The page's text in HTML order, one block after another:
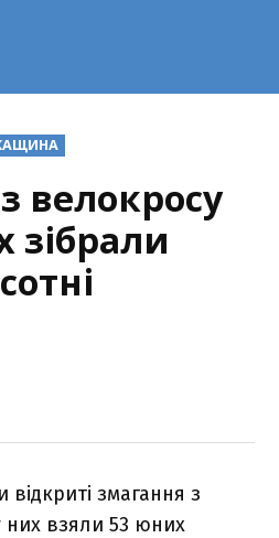
велокросу
зібрали
змагання з
них взяли 53 юних